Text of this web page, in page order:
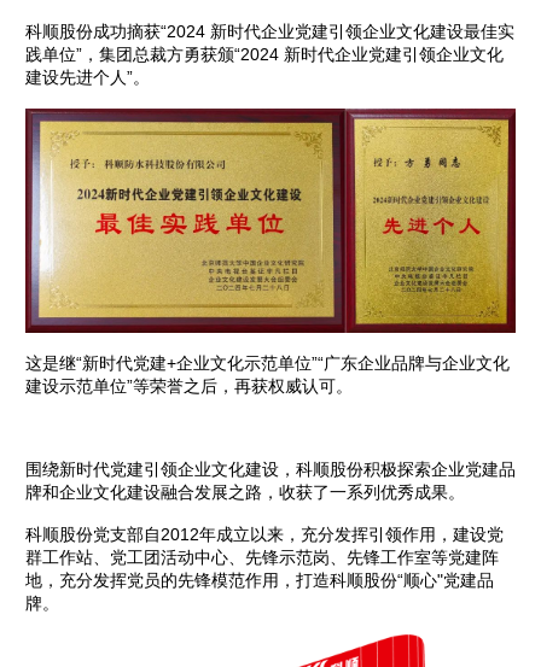
科顺股份成功摘获“2024 新时代企业党建引领企业文化建设最佳实
践单位”，集团总裁方勇获颁“2024 新时代企业党建引领企业文化
建设先进个人”。
这是继“新时代党建+企业文化示范单位”“广东企业品牌与企业文化
建设示范单位”等荣誉之后，再获权威认可。
围绕新时代党建引领企业文化建设，科顺股份积极探索企业党建品
牌和企业文化建设融合发展之路，收获了一系列优秀成果。
科顺股份党支部自2012年成立以来，充分发挥引领作用，建设党
群工作站、党工团活动中心、先锋示范岗、先锋工作室等党建阵
地，充分发挥党员的先锋模范作用，打造科顺股份“顺心"党建品
牌。